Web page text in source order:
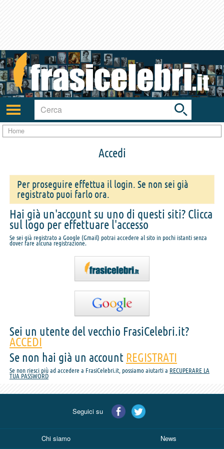
Attiva/disattiva
navigazione
Toggle
search
bar
Home
Accedi
Per proseguire effettua il login. Se non sei già
registrato puoi farlo ora.
Hai già un'account su uno di questi siti? Clicca
sul logo per effettuare l'accesso
Se sei già registrato a Google (Gmail) potrai accedere al sito in pochi istanti senza
dover fare alcuna registrazione.
Sei un utente del vecchio FrasiCelebri.it?
ACCEDI
Se non hai già un account REGISTRATI
Se non riesci più ad accedere a FrasiCelebri.it, possiamo aiutarti a RECUPERARE LA
TUA PASSWORD
Seguici su
Chi siamo News